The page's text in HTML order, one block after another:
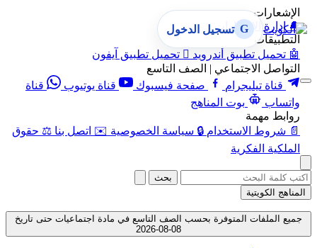
الإشعارات
🔔 إدارة الإشعارات
التطبيقات
🤖 تحميل تطبيق أندرويد  تحميل تطبيق آيفون
التواصل الاجتماعي | الصف التاسع
قناة تيليجرام
صفحة فيسبوك قناة يوتيوب
قناة
واتساب
بوت المناهج
روابط مهمة
📄 شروط الاستخدام 🔒 سياسة الخصوصية ✉️ اتصل بنا ⚖️ حقوق
الملكية الفكرية
G تسجيل الدخول
بحث
المناهج الكويتية
جميع الملفات المتوفرة بحسب الصف التاسع في مادة اجتماعيات حتى تاريخ
08-08-2026